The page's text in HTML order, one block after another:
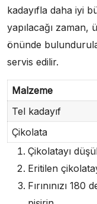
kadayıfla daha iyi
yapılacağı zaman,
önünde
servis edilir.
Malzeme
Tel kadayıf
Çikolata
Çikolatayı
Eritilen
Fırınınızı